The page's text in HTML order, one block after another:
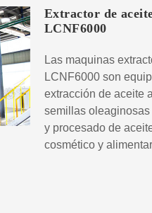
Extractor de
LCNF6000
Las maquinas
LCNF6000 son
extracción de aceite
semillas
y procesado de
cosmético y